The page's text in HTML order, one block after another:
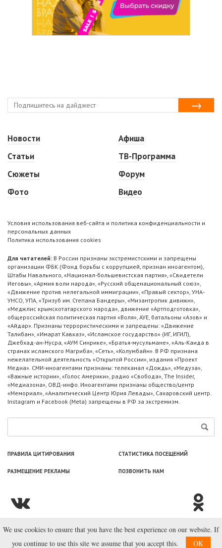
Новости
Статьи
Сюжеты
Фото
Афиша
ТВ-Программа
Форум
Видео
Условия использования веб-сайта и политика конфиденциальности и
персональных данных
Политика использования cookies
Для читателей: В России признаны экстремистскими и запрещены
организации ФБК (Фонд борьбы с коррупцией, признан иноагентом),
Штабы Навального, «Национал-большевистская партия», «Свидетели
Иеговы», «Армия воли народа», «Русский общенациональный союз»,
«Движение против нелегальной иммиграции», «Правый сектор», УНА-
УНСО, УПА, «Тризуб им. Степана Бандеры», «Мизантропик дивижн»,
«Меджлис крымскотатарского народа», движение «Артподготовка»,
общероссийская политическая партия «Воля», АУЕ, батальоны «Азов» и
«Айдар». Признаны террористическими и запрещены: «Движение
Талибан», «Имарат Кавказ», «Исламское государство» (ИГ, ИГИЛ),
Джебхад-ан-Нусра, «АУМ Синрике», «Братья-мусульмане», «Аль-Каида в
странах исламского Магриба», «Сеть», «Колумбайн». В РФ признана
нежелательной деятельность «Открытой России», издания «Проект
Медиа». СМИ-иноагентами признаны: телеканал «Дождь», «Медуза»,
«Важные истории», «Голос Америки», радио «Свобода», The Insider,
«Медиазона», ОВД-инфо. Иноагентами признаны общество/центр
«Мемориал», «Аналитический Центр Юрия Левады», Сахаровский центр.
Instagram и Facebook (Metа) запрещены в РФ за экстремизм.
ПРАВИЛА ЦИТИРОВАНИЯ СТАТИСТИКА ПОСЕЩЕНИЙ
РАЗМЕЩЕНИЕ РЕКЛАМЫ ПОЗВОНИТЬ НАМ
© ООО «Лаборатория Новоcтей», 2003—2026.
We use cookies to ensure that you have the best experience on our website. If
you continue to use this site we assume that you accept this.
OK